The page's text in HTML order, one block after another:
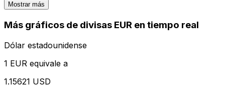
Mostrar más
Más gráficos de divisas EUR en tiempo real
Dólar estadounidense
1 EUR equivale a
1.15621 USD